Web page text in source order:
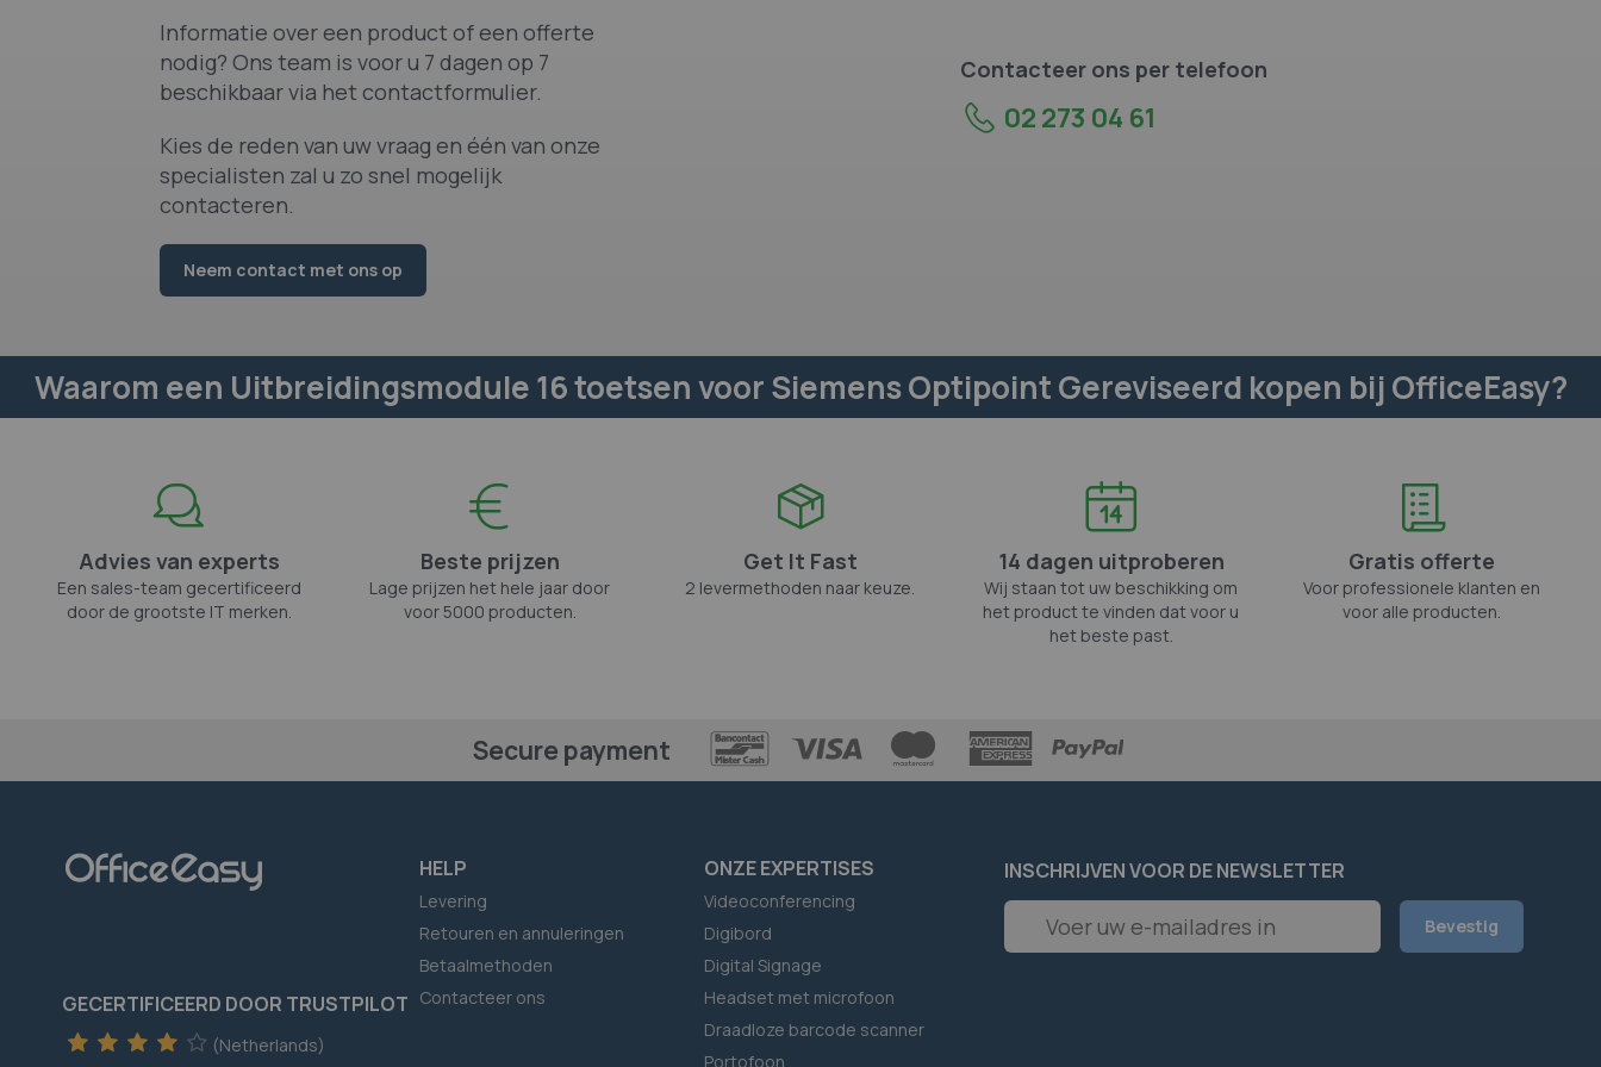
Informatie over een product of een offerte
nodig? Ons team is voor u 7 dagen op 7
beschikbaar via het contactformulier.
Kies de reden van uw vraag en één van onze
specialisten zal u zo snel mogelijk
contacteren.
Neem contact met ons op
Contacteer ons per telefoon
02 273 04 61
Waarom een Uitbreidingsmodule 16 toetsen voor Siemens Optipoint Gereviseerd kopen bij OfficeEasy?
Advies van experts
Een sales-team gecertificeerd
door de grootste IT merken.
Beste prijzen
Lage prijzen het hele jaar door
voor 5000 producten.
Get It Fast
2 levermethoden naar keuze.
14 dagen uitproberen
Wij staan tot uw beschikking om
het product te vinden dat voor u
het beste past.
Gratis offerte
Voor professionele klanten en
voor alle producten.
Secure payment
GECERTIFICEERD DOOR TRUSTPILOT
(Netherlands)
HELP
Levering
Retouren en annuleringen
Betaalmethoden
Contacteer ons
ONZE EXPERTISES
Videoconferencing
Digibord
Digital Signage
Headset met microfoon
Draadloze barcode scanner
Portofoon
INSCHRIJVEN VOOR DE NEWSLETTER
Abonneer
op
Bevestig